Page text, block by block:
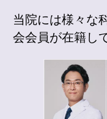
当院には様々な
会会員が在籍し